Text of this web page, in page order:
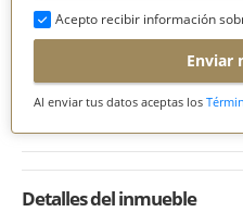
Acepto recibir información
Enviar
Al enviar tus datos aceptas los
Detalles del inmueble